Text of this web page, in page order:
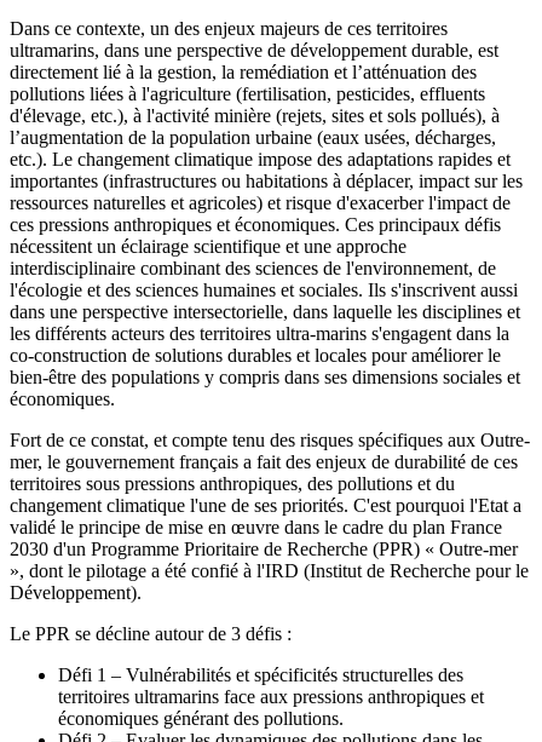
Dans ce contexte, un des enjeux majeurs de ces territoires
ultramarins, dans une perspective de développement durable, est
directement lié à la gestion, la remédiation et l’atténuation des
pollutions liées à l'agriculture (fertilisation, pesticides, effluents
d'élevage, etc.), à l'activité minière (rejets, sites et sols pollués), à
l’augmentation de la population urbaine (eaux usées, décharges,
etc.). Le changement climatique impose des adaptations rapides et
importantes (infrastructures ou habitations à déplacer, impact sur les
ressources naturelles et agricoles) et risque d'exacerber l'impact de
ces pressions anthropiques et économiques. Ces principaux défis
nécessitent un éclairage scientifique et une approche
interdisciplinaire combinant des sciences de l'environnement, de
l'écologie et des sciences humaines et sociales. Ils s'inscrivent aussi
dans une perspective intersectorielle, dans laquelle les disciplines et
les différents acteurs des territoires ultra-marins s'engagent dans la
co-construction de solutions durables et locales pour améliorer le
bien-être des populations y compris dans ses dimensions sociales et
économiques.
Fort de ce constat, et compte tenu des risques spécifiques aux Outre-
mer, le gouvernement français a fait des enjeux de durabilité de ces
territoires sous pressions anthropiques, des pollutions et du
changement climatique l'une de ses priorités. C'est pourquoi l'Etat a
validé le principe de mise en œuvre dans le cadre du plan France
2030 d'un Programme Prioritaire de Recherche (PPR) « Outre-mer
», dont le pilotage a été confié à l'IRD (Institut de Recherche pour le
Développement).
Le PPR se décline autour de 3 défis :
Défi 1 – Vulnérabilités et spécificités structurelles des
territoires ultramarins face aux pressions anthropiques et
économiques générant des pollutions.